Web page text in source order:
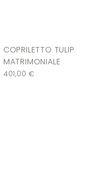
COPRILETTO TULIP
MATRIMONIALE
401,00€